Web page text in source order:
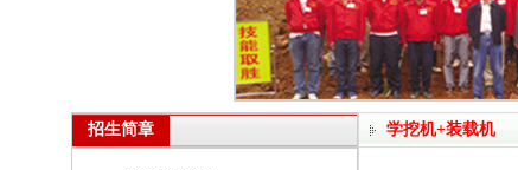
招生简章 学挖机+装载机